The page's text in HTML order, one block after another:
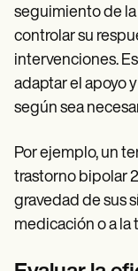
seguimiento de
controlar su
intervenciones.
adaptar el apoyo
según sea
Por ejemplo, un
trastorno bipolar
gravedad de sus
medicación o a la